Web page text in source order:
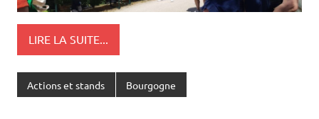
LIRE LA SUITE...
Actions et stands Bourgogne